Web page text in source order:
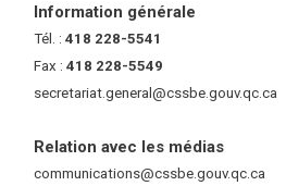
Information générale
Tél. :418 228-5541
Fax :418 228-5549
secretariat.general@cssbe.gouv.qc.ca
Relation avec les médias
communications@cssbe.gouv.qc.ca